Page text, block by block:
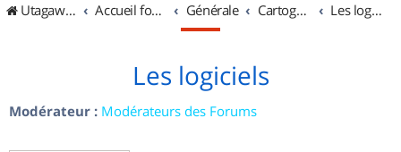
UtagawaVTT (Randos VTT et VTTAE avec traces GPS)
Accueil forum Générale Cartographie et GPS Les logiciels
Les logiciels
Modérateur : Modérateurs des Forums